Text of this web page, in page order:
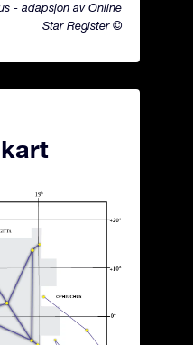
- adapsjon av Online
Star Register ©